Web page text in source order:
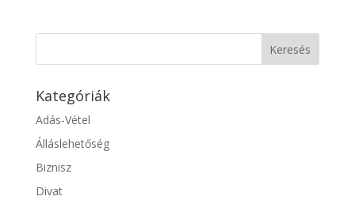
Kategóriák
Adás-Vétel
Álláslehetőség
Biznisz
Divat